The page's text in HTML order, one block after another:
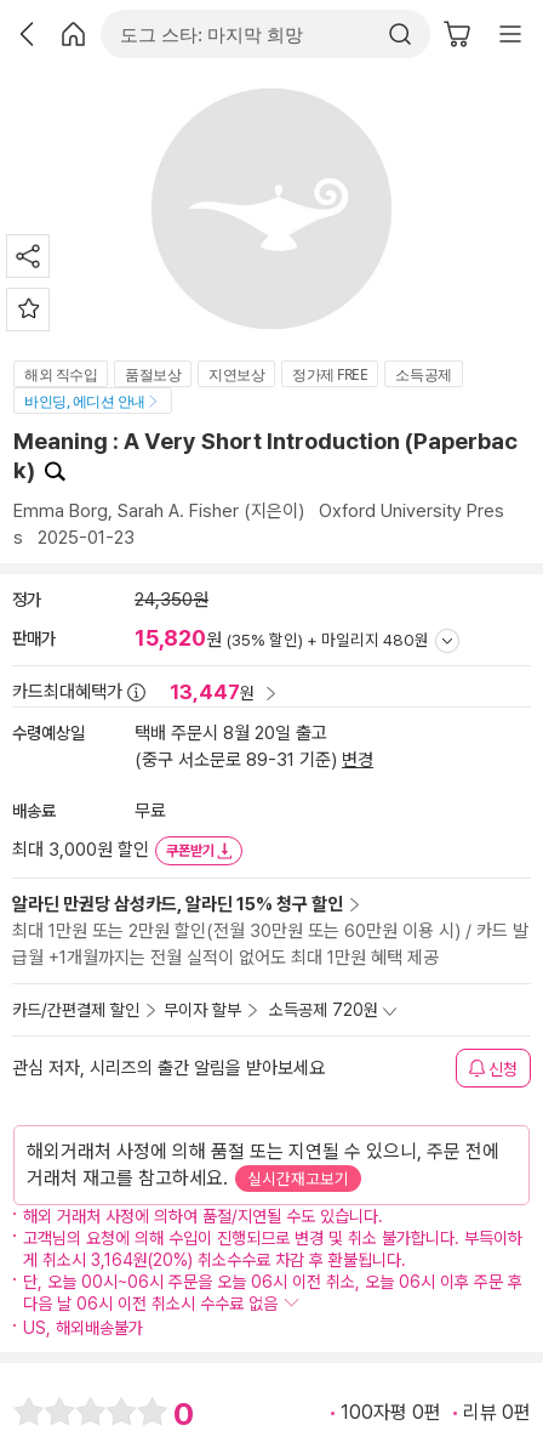
해외 직수입 품절보상 지연보상 정가제 FREE
소득공제
바인딩, 에디션 안내
Meaning : A Very Short Introduction (Paperbac
k)
Emma Borg, Sarah A. Fisher (지은이) Oxford University Pres
s 2025-01-23
정가 24,350원
판매가 15,820원 (35% 할인) + 마일리지 480원
카드최대혜택가 13,447원
수령예상일
택배 주문시 8월 20일 출고
(중구 서소문로 89-31 기준) 변경
배송료
무료
최대 3,000원 할인
쿠폰받기
알라딘 만권당 삼성카드, 알라딘 15% 청구 할인
최대 1만원 또는 2만원 할인(전월 30만원 또는 60만원 이용 시) / 카드 발
급월 +1개월까지는 전월 실적이 없어도 최대 1만원 혜택 제공
카드/간편결제 할인 무이자 할부 소득공제 720원
관심 저자, 시리즈의 출간 알림을 받아보세요 신청
해외거래처 사정에 의해 품절 또는 지연될 수 있으니, 주문 전에
거래처 재고를 참고하세요.
실시간재고보기
해외 거래처 사정에 의하여 품절/지연될 수도 있습니다.
고객님의 요청에 의해 수입이 진행되므로 변경 및 취소 불가합니다. 부득이하
게 취소시 3,164원(20%) 취소수수료 차감 후 환불됩니다.
단, 오늘 00시~06시 주문을 오늘 06시 이전 취소, 오늘 06시 이후 주문 후
다음 날 06시 이전 취소시 수수료 없음
US, 해외배송불가
0 100자평 0편 리뷰 0편